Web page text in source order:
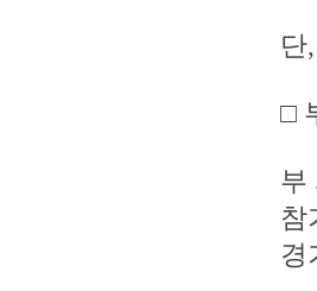
단
□
부
참
경